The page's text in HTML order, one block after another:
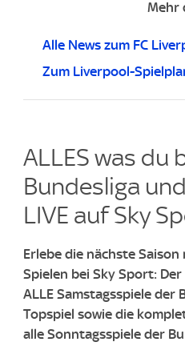
Mehr
Alle News zum FC
Zum Liverpool-
ALLES was du
Bundesliga
LIVE auf Sky
Erlebe die nächste
Spielen bei Sky Sport:
ALLE Samstagsspiele der
Topspiel sowie die
alle Sonntagsspiele der